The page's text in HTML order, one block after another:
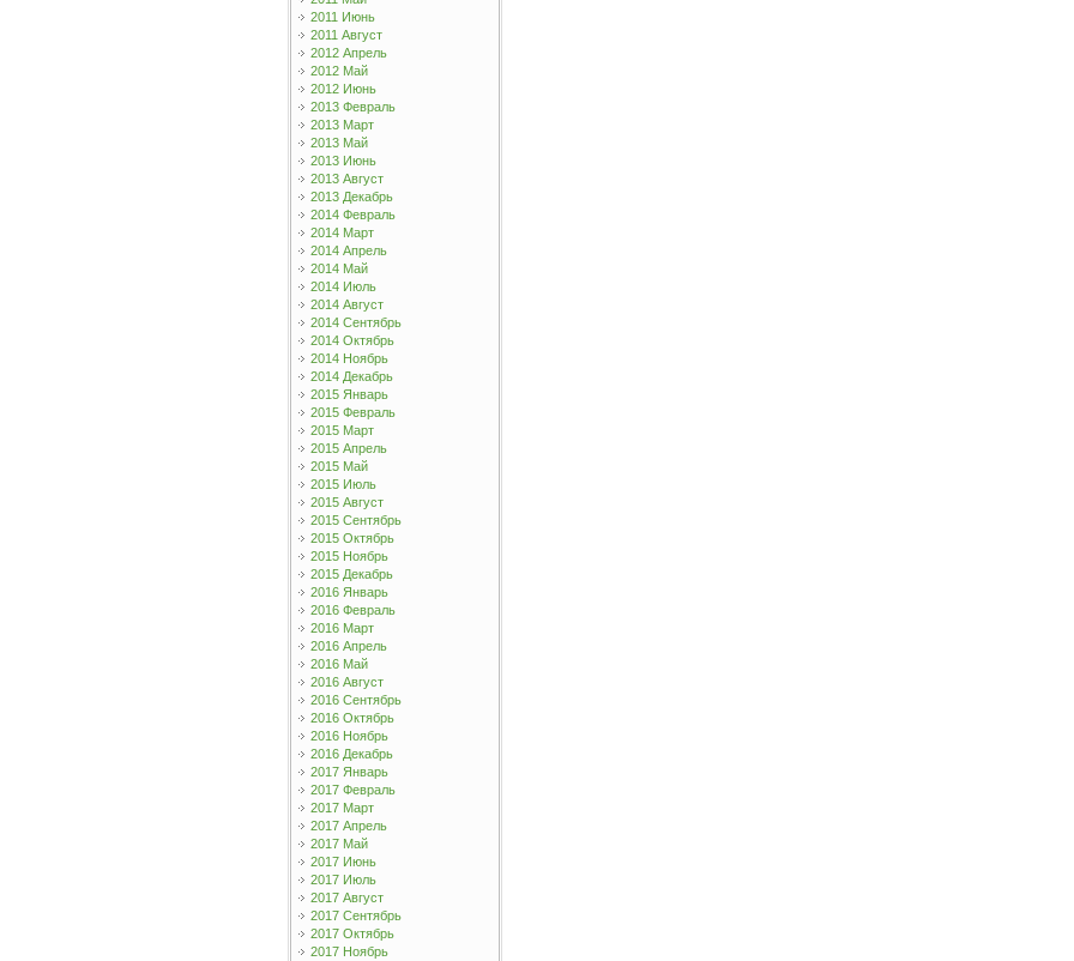
2011 Июнь
2011 Август
2012 Апрель
2012 Май
2012 Июнь
2013 Февраль
2013 Март
2013 Май
2013 Июнь
2013 Август
2013 Декабрь
2014 Февраль
2014 Март
2014 Апрель
2014 Май
2014 Июль
2014 Август
2014 Сентябрь
2014 Октябрь
2014 Ноябрь
2014 Декабрь
2015 Январь
2015 Февраль
2015 Март
2015 Апрель
2015 Май
2015 Июль
2015 Август
2015 Сентябрь
2015 Октябрь
2015 Ноябрь
2015 Декабрь
2016 Январь
2016 Февраль
2016 Март
2016 Апрель
2016 Май
2016 Август
2016 Сентябрь
2016 Октябрь
2016 Ноябрь
2016 Декабрь
2017 Январь
2017 Февраль
2017 Март
2017 Апрель
2017 Май
2017 Июнь
2017 Июль
2017 Август
2017 Сентябрь
2017 Октябрь
2017 Ноябрь